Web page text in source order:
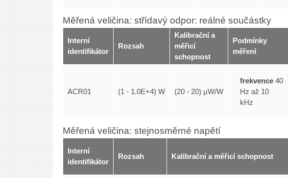
Měřená veličina: střídavý odpor: reálné součástky
Interní
identifikátor
Rozsah
Kalibrační a
měřicí
schopnost
Podmínky
měření
ACR01 (1 - 1.0E+4) W (20 - 20) µW/W
frekvence 40
Hz až 10
kHz
Měřená veličina: stejnosměrné napětí
Interní
identifikátor
Rozsah Kalibrační a měřicí schopnost